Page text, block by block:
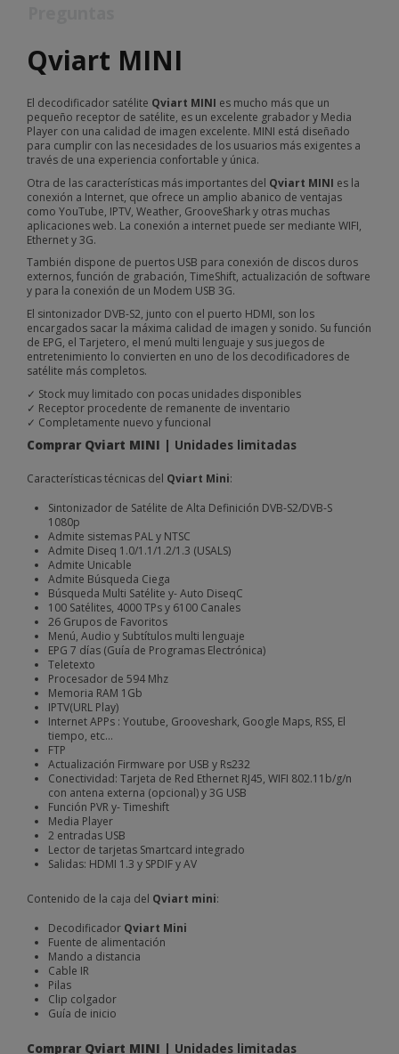
Qviart MINI
El decodificador satélite Qviart MINI es mucho más que un
pequeño receptor de satélite, es un excelente grabador y Media
Player con una calidad de imagen excelente. MINI está diseñado
para cumplir con las necesidades de los usuarios más exigentes a
través de una experiencia confortable y única.
Otra de las características más importantes del Qviart MINI es la
conexión a Internet, que ofrece un amplio abanico de ventajas
como YouTube, IPTV, Weather, GrooveShark y otras muchas
aplicaciones web. La conexión a internet puede ser mediante WIFI,
Ethernet y 3G.
También dispone de puertos USB para conexión de discos duros
externos, función de grabación, TimeShift, actualización de software
y para la conexión de un Modem USB 3G.
El sintonizador DVB-S2, junto con el puerto HDMI, son los
encargados sacar la máxima calidad de imagen y sonido. Su función
de EPG, el Tarjetero, el menú multi lenguaje y sus juegos de
entretenimiento lo convierten en uno de los decodificadores de
satélite más completos.
✓ Stock muy limitado con pocas unidades disponibles
✓ Receptor procedente de remanente de inventario
✓ Completamente nuevo y funcional
Comprar Qviart MINI | Unidades limitadas
Características técnicas del Qviart Mini:
Sintonizador de Satélite de Alta Definición DVB-S2/DVB-S
1080p
Admite sistemas PAL y NTSC
Admite Diseq 1.0/1.1/1.2/1.3 (USALS)
Admite Unicable
Admite Búsqueda Ciega
Búsqueda Multi Satélite y- Auto DiseqC
100 Satélites, 4000 TPs y 6100 Canales
26 Grupos de Favoritos
Menú, Audio y Subtítulos multi lenguaje
EPG 7 días (Guía de Programas Electrónica)
Teletexto
Procesador de 594 Mhz
Memoria RAM 1Gb
IPTV(URL Play)
Internet APPs : Youtube, Grooveshark, Google Maps, RSS, El
tiempo, etc...
FTP
Actualización Firmware por USB y Rs232
Conectividad: Tarjeta de Red Ethernet RJ45, WIFI 802.11b/g/n
con antena externa (opcional) y 3G USB
Función PVR y- Timeshift
Media Player
2 entradas USB
Lector de tarjetas Smartcard integrado
Salidas: HDMI 1.3 y SPDIF y AV
Contenido de la caja del Qviart mini:
Decodificador Qviart Mini
Fuente de alimentación
Mando a distancia
Cable IR
Pilas
Clip colgador
Guía de inicio
Comprar Qviart MINI | Unidades limitadas